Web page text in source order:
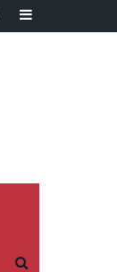
Sidebar
Search